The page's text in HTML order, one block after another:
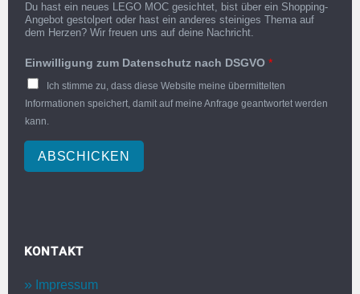
Du hast ein neues LEGO MOC gesichtet, bist über ein Shopping-
Angebot gestolpert oder hast ein anderes steiniges Thema auf
dem Herzen? Wir freuen uns auf deine Nachricht.
Einwilligung zum Datenschutz nach DSGVO *
Ich stimme zu, dass diese Website meine übermittelten
Informationen speichert, damit auf meine Anfrage geantwortet werden
kann.
ABSCHICKEN
KONTAKT
Impressum